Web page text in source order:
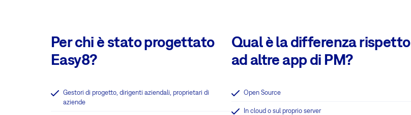
Per chi è stato progettato
Easy8?
Gestori di progetto, dirigenti aziendali, proprietari di
aziende
Qual è la differenza rispetto
ad altre app di PM?
Open Source
In cloud o sul proprio server